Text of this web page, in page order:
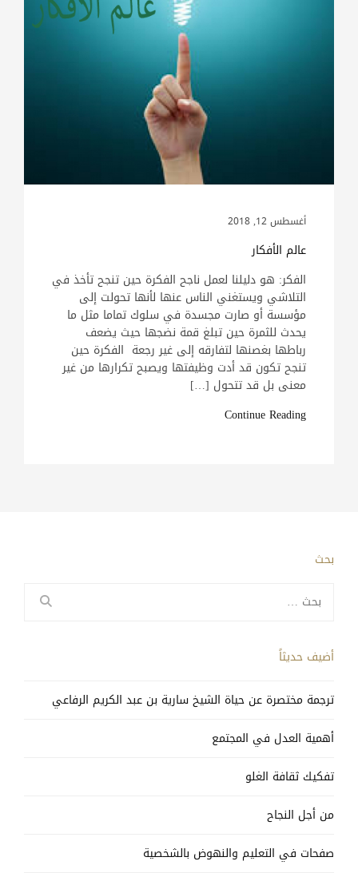
أغسطس 12, 2018
عالم الأفكار
الفكر: هو دليلنا لعمل ناجح الفكرة حين تنجح تأخذ في
التلاشي ويستغني الناس عنها لأنها تحولت إلى
مؤسسة أو صارت مجسدة في سلوك تماما مثل ما
يحدث للثمرة حين تبلغ قمة نضجها حيث يضعف
رباطها بغصنها لتفارقه إلى غير رجعة الفكرة حين
تنجح تكون قد أدت وظيفتها ويصبح تكرارها من غير
معنى بل قد تتحول […]
Continue Reading
بحث
عن:
أضيف حديثاً
ترجمة مختصرة عن حياة الشيخ سارية بن عبد الكريم الرفاعي
أهمية العدل في المجتمع
تفكيك ثقافة الغلو
من أجل النجاح
صفحات في التعليم والنهوض بالشخصية